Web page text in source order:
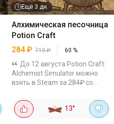
Ещё 3 дн.
Алхимическая песочница
Potion Craft
284₽ 710₽ 60 %
До 12 августа Potion Craft:
Alchemist Simulator можно
взять в Steam за 284₽ со
можно посмотреть на Plati и
GGSEL. Алхимическая
песочница с визуальным
13°